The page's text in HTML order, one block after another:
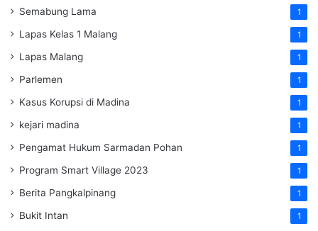
Semabung Lama 1
Lapas Kelas 1 Malang 1
Lapas Malang 1
Parlemen 1
Kasus Korupsi di Madina 1
kejari madina 1
Pengamat Hukum Sarmadan Pohan 1
Program Smart Village 2023 1
Berita Pangkalpinang 1
Bukit Intan 1